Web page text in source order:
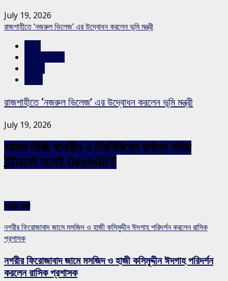
July 19, 2026
রাজশাহীতে ‘নজরুল ভিলেজ’ এর উদ্বোধন করলেন ভূমি মন্ত্রী
রাজশাহীতে ‘নজরুল ভিলেজ’ এর উদ্বোধন করলেন ভূমি মন্ত্রী
July 19, 2026
আমরা দিচ্ছি বাধাহীন ও নিরবিচ্ছিন্ন দুর্দান্ত গতির
ইন্টারনেট মানেই DeshiBiT
আরও খবর
নগরীর ফিরোজাবাদ জামে মসজিদ ও হাজী কসিমুদ্দীন ঈদগাহ পরিদর্শন করলেন রাসিক
প্রশাসক
নগরীর ফিরোজাবাদ জামে মসজিদ ও হাজী কসিমুদ্দীন ঈদগাহ পরিদর্শন
করলেন রাসিক প্রশাসক